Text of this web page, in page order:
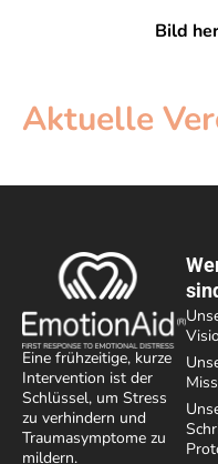
Bild
Aktuelle
Eine frühzeitige, kurze
Intervention ist der
Schlüssel, um Stress
zu verhindern und
Traumasymptome zu
mildern.